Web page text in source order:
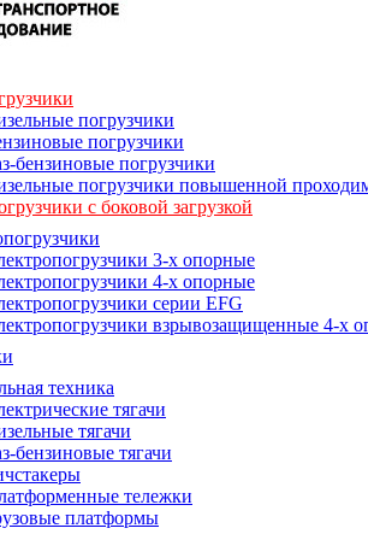
погрузчики
погрузчики
бензиновые погрузчики
погрузчики повышенной
с боковой загрузкой
3-х опорные
4-х опорные
серии EFG
взрывозащищенные 4-х
техника
тягачи
тягачи
бензиновые тягачи
тележки
платформы